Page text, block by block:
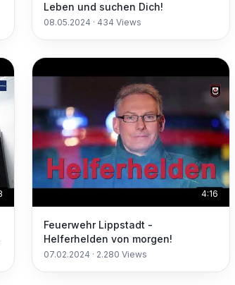
Leben und suchen Dich!
08.05.2024 · 434 Views
4:16
Feuerwehr Lippstadt -
Helferhelden von morgen!
07.02.2024 · 2.280 Views